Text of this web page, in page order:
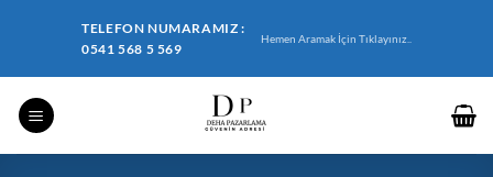
TELEFON NUMARAMIZ :
0541 568 5 569
Hemen Aramak İçin Tıklayınız..